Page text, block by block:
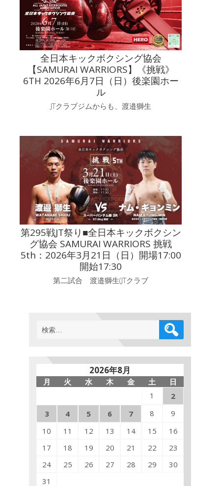
全日本キックボクシング協会
【SAMURAI WARRIORS】《挑戦》
6TH 2026年6月7日（日）後楽園ホー
ル
JTクラブジムからも、渡邉獅生
第295戦JT祭り■全日本キックボクシン
グ協会 SAMURAI WARRIORS 挑戦
5th：2026年3月21日（日）開場17:00
開始17:30
第二試合 渡邉獅生(JTクラブ
検
索:
2026年8月
月 火 水 木 金 土
日
1
2
3
4 5 6 7 8
9
10
11 12 13 14 15
16
17
18 19 20 21 22
23
24
25 26 27 28 29
30
31